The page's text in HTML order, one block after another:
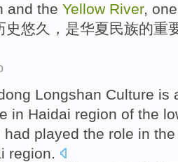
and the Yellow River,
史悠久， 是华夏民族的重
Longshan Culture is
in Haidai region of the
had played the role in
region.